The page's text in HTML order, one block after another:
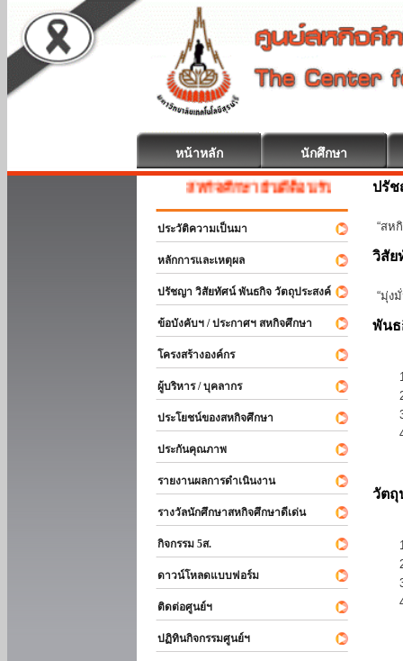
หน้าหลัก นักศึกษา
สหกิจศึกษา ยินดีต้อนรับ
ประวัติความเป็นมา
หลักการและเหตุผล
ปรัชญา วิสัยทัศน์ พันธกิจ วัตถุประสงค์
ข้อบังคับฯ / ประกาศฯ สหกิจศึกษา
โครงสร้างองค์กร
ผู้บริหาร / บุคลากร
ประโยชน์ของสหกิจศึกษา
ประกันคุณภาพ
รายงานผลการดำเนินงาน
รางวัลนักศึกษาสหกิจศึกษาดีเด่น
กิจกรรม 5ส.
ดาวน์โหลดแบบฟอร์ม
ติดต่อศูนย์ฯ
ปฏิทินกิจกรรมศูนย์ฯ
ปรั
“สห
วิสัย
“มุ่ง
พัน
วัตถุ